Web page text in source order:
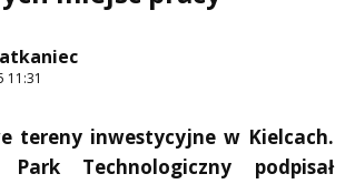
11:31
tereny inwestycyjne w Kielcach.
Technologiczny podpisał